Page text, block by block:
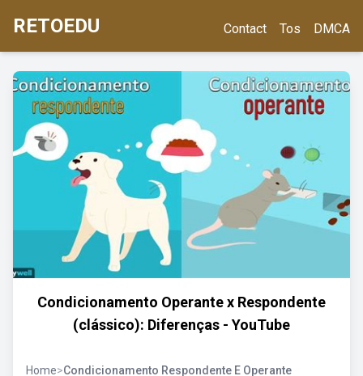
RETOEDU Contact Tos DMCA
Condicionamento Operante x Respondente
(clássico): Diferenças - YouTube
Home>Condicionamento Respondente E Operante